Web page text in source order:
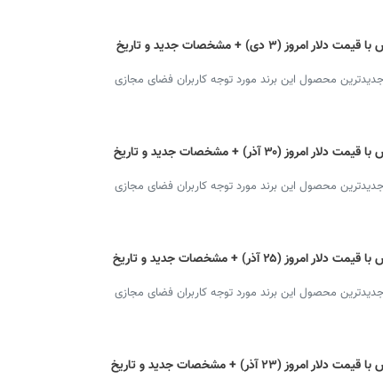
گوشی نوکیا مجیک مکس با قیمت دلار امروز (۳ دی) + مشخصات جدید و تاریخ
محصول این برند مورد توجه کاربران فضای مجازی
گوشی نوکیا مجیک مکس با قیمت دلار امروز (۳۰ آذر) + مشخصات جدید و تاریخ
محصول این برند مورد توجه کاربران فضای مجازی
گوشی نوکیا مجیک مکس با قیمت دلار امروز (۲۵ آذر) + مشخصات جدید و تاریخ
محصول این برند مورد توجه کاربران فضای مجازی
گوشی نوکیا مجیک مکس با قیمت دلار امروز (۲۳ آذر) + مشخصات جدید و تاریخ